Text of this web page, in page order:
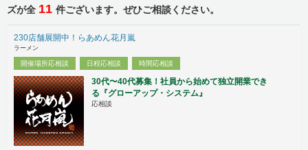
ズが全 11 件ございます。ぜひご相談ください。
230店舗展開中！らあめん花月嵐
ラーメン
開催場所応相談 日程応相談 時間応相談
30代〜40代募集！社員から始めて独立開業でき
る『グローアップ・システム』
応相談